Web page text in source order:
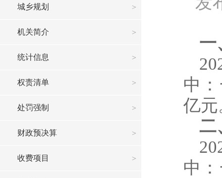
城乡规划
机关简介
统计信息
权责清单
处罚强制
财政预决算
收费项目
一
中
亿元
二
中